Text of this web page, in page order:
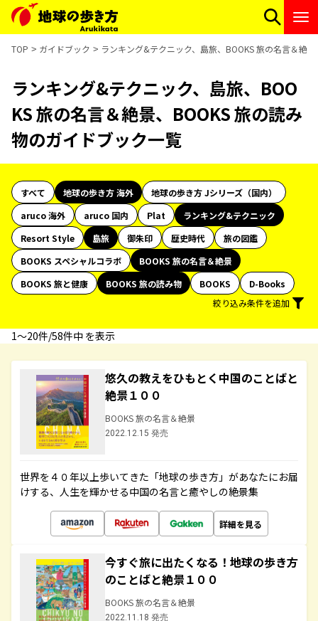
TOP ガイドブック ランキング&テクニック、島旅、BOOKS 旅の名言＆絶
ランキング&テクニック、島旅、BOO
KS 旅の名言＆絶景、BOOKS 旅の読み
物のガイドブック一覧
すべて 地球の歩き方 海外
地球の歩き方 Jシリーズ（国内）
aruco 海外
aruco 国内 Plat
ランキング&テクニック
Resort Style
島旅 御朱印 歴史時代
旅の図鑑
BOOKS スペシャルコラボ
BOOKS 旅の名言＆絶景
BOOKS 旅と健康
BOOKS 旅の読み物 BOOKS
D-Books
絞り込み条件を追加
1〜20件/58件中 を表示
悠久の教えをひもとく中国のことばと
絶景１００
BOOKS 旅の名言＆絶景
2022.12.15 発売
世界を４０年以上歩いてきた「地球の歩き方」があなたにお届
けする、人生を輝かせる中国の名言と癒やしの絶景集
詳細を見る
今すぐ旅に出たくなる！地球の歩き方
のことばと絶景１００
BOOKS 旅の名言＆絶景
2022.11.18 発売